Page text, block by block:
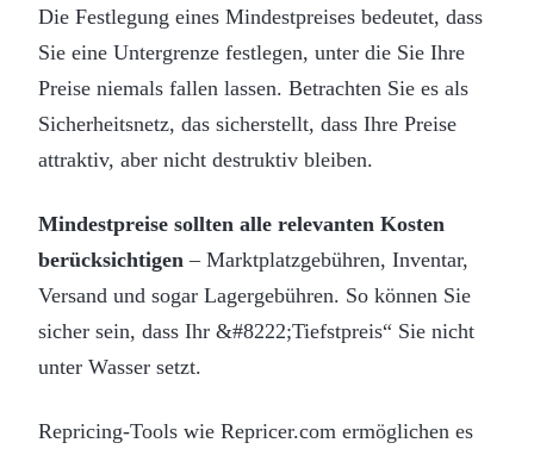
Die Festlegung eines Mindestpreises bedeutet, dass
Sie eine Untergrenze festlegen, unter die Sie Ihre
Preise niemals fallen lassen. Betrachten Sie es als
Sicherheitsnetz, das sicherstellt, dass Ihre Preise
attraktiv, aber nicht destruktiv bleiben.
Mindestpreise sollten alle relevanten Kosten
berücksichtigen – Marktplatzgebühren, Inventar,
Versand und sogar Lagergebühren. So können Sie
sicher sein, dass Ihr &#8222;Tiefstpreis“ Sie nicht
unter Wasser setzt.
Repricing-Tools wie Repricer.com ermöglichen es